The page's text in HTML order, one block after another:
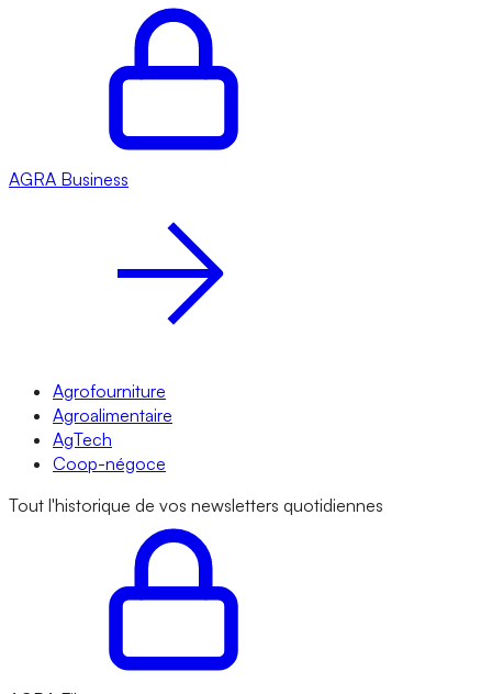
AGRA Business
Agrofourniture
Agroalimentaire
AgTech
Coop-négoce
Tout l'historique de vos newsletters quotidiennes